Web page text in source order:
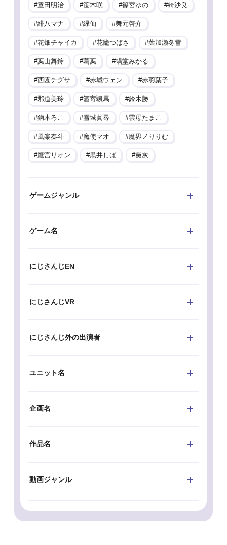
童田明治 笹木咲 篠宮ゆの 綺沙良
緋八マナ 緑仙 舞元啓介
花畑チャイカ 花籠つばさ 葉加瀬冬雪
葉山舞鈴 葛葉 蝸堂みかる
西園チグサ 赤城ウェン 赤羽葉子
郡道美玲 酒寄颯馬 鈴木勝
鏑木ろこ 雪城眞尋 雲母たまこ
風楽奏斗 魔使マオ 魔界ノりりむ
鷹宮リオン 黒井しば 黛灰
ゲームジャンル
ゲーム名
にじさんじEN
にじさんじVR
にじさんじ外の出演者
ユニット名
企画名
作品名
動画ジャンル